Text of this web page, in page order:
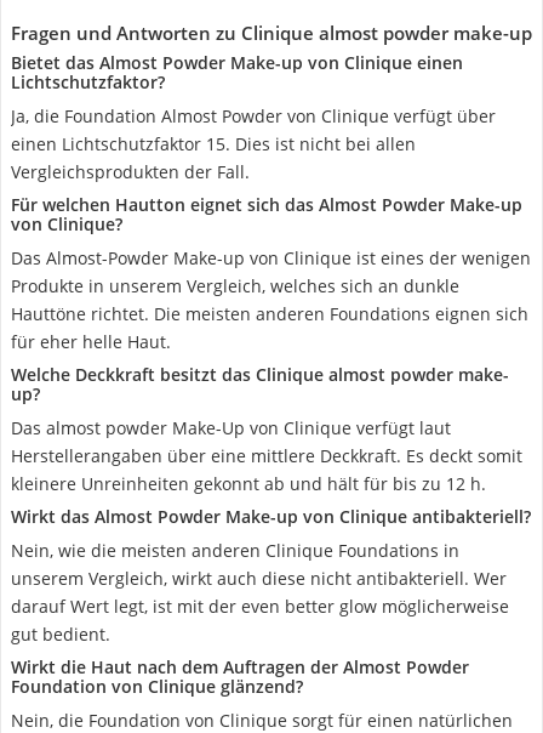
Fragen und Antworten zu Clinique almost powder make-up
Bietet das Almost Powder Make-up von Clinique einen
Lichtschutzfaktor?
Ja, die Foundation Almost Powder von Clinique verfügt über
einen Lichtschutzfaktor 15. Dies ist nicht bei allen
Vergleichsprodukten der Fall.
Für welchen Hautton eignet sich das Almost Powder Make-up
von Clinique?
Das Almost-Powder Make-up von Clinique ist eines der wenigen
Produkte in unserem Vergleich, welches sich an dunkle
Hauttöne richtet. Die meisten anderen Foundations eignen sich
für eher helle Haut.
Welche Deckkraft besitzt das Clinique almost powder make-
up?
Das almost powder Make-Up von Clinique verfügt laut
Herstellerangaben über eine mittlere Deckkraft. Es deckt somit
kleinere Unreinheiten gekonnt ab und hält für bis zu 12 h.
Wirkt das Almost Powder Make-up von Clinique antibakteriell?
Nein, wie die meisten anderen Clinique Foundations in
unserem Vergleich, wirkt auch diese nicht antibakteriell. Wer
darauf Wert legt, ist mit der even better glow möglicherweise
gut bedient.
Wirkt die Haut nach dem Auftragen der Almost Powder
Foundation von Clinique glänzend?
Nein, die Foundation von Clinique sorgt für einen natürlichen